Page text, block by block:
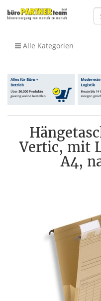
Alle Kategorien
Vertic, mit
A4,